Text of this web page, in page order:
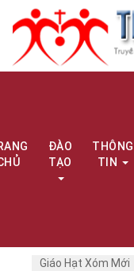
ĐÀO
TẠO
THÔNG
TIN
Giáo Hạt Xóm Mới